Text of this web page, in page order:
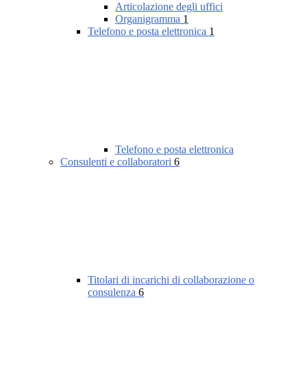
Articolazione degli uffici
Organigramma 1
Telefono e posta elettronica 1
Telefono e posta elettronica
Consulenti e collaboratori 6
Titolari di incarichi di collaborazione o
consulenza 6